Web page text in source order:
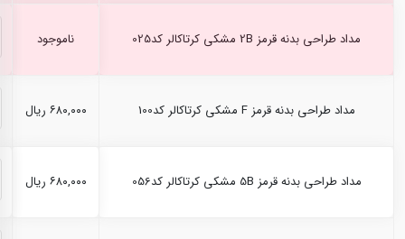
مداد طراحی بدنه قرمز 2B مشکی کرتاکالر کد025 ناموجود
مداد طراحی بدنه قرمز F مشکی کرتاکالر کد100 ۶۸۰,۰۰۰ ریال
مداد طراحی بدنه قرمز 5B مشکی کرتاکالر کد056 ۶۸۰,۰۰۰ ریال